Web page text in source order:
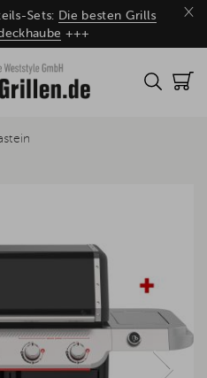
×
Sets: Die besten Grills
+++